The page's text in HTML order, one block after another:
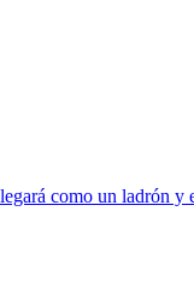
como un ladrón y